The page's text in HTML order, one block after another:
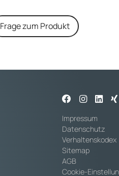
Frage zum Produkt
Impressum
Datenschutz
Verhaltenskodex
Sitemap
AGB
Cookie-